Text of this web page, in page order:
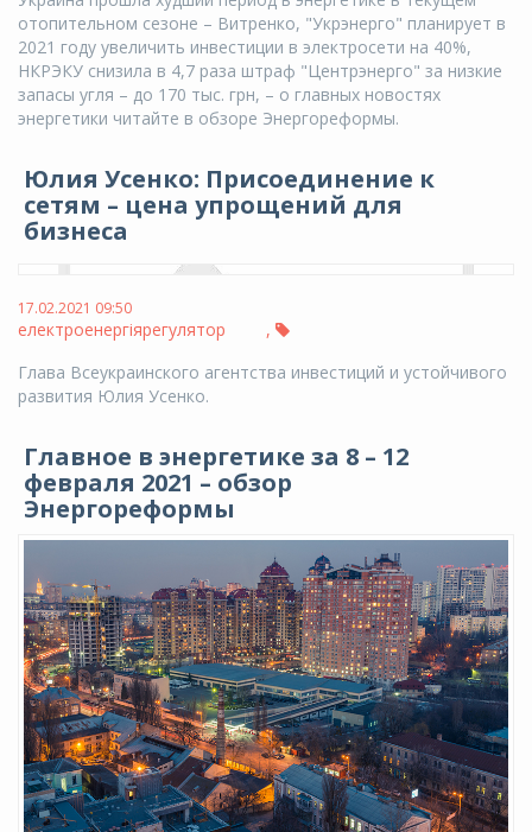
отопительном сезоне – Витренко, "Укрэнерго" планирует в
2021 году увеличить инвестиции в электросети на 40%,
НКРЭКУ снизила в 4,7 раза штраф "Центрэнерго" за низкие
запасы угля – до 170 тыс. грн, – о главных новостях
энергетики читайте в обзоре Энергореформы.
Юлия Усенко: Присоединение к
сетям – цена упрощений для
бизнеса
17.02.2021 09:50
електроенергія ,
регулятор
Глава Всеукраинского агентства инвестиций и устойчивого
развития Юлия Усенко.
Главное в энергетике за 8 – 12
февраля 2021 – обзор
Энергореформы